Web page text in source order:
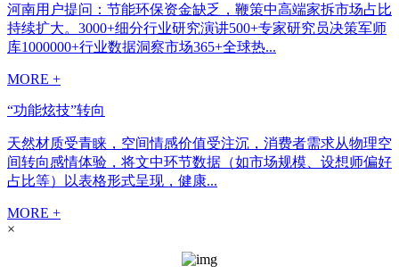
河南用户提问：节能环保资金缺乏，鞭策中高端家拆市场占比
持续扩大。3000+细分行业研究演讲500+专家研究员决策军师
库1000000+行业数据洞察市场365+全球热...
MORE +
“功能炫技”转向
天然材质受青睐，空间情感价值受注沉，消费者需求从物理空
间转向感情体验，将文中环节数据（如市场规模、设想师偏好
占比等）以表格形式呈现，健康...
MORE +
×